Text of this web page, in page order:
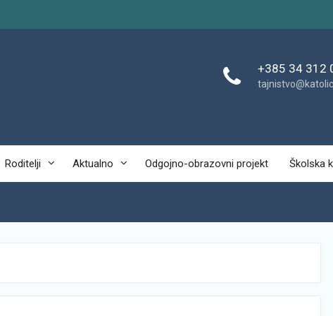
+385 34 312
Roditelji Aktualno Odgojno-obrazovni projekt Školska